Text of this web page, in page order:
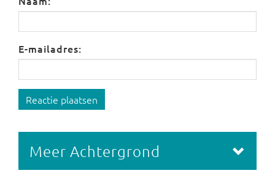
E-mailadres:
Reactie plaatsen
Meer Achtergrond